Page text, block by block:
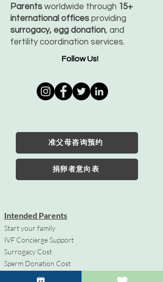
Parents worldwide through 15+
international offices providing
surrogacy, egg donation, and
fertility coordination services.
Follow Us!
准父母咨询预约
捐卵者意向表
Intended Parents
Start your family
IVF Concierge Support
Surrogacy Cost
Sperm Donation Cost
Egg Donation Cost